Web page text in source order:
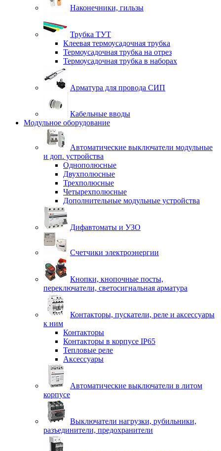
Наконечники, гильзы
Трубка ТУТ
Клеевая термоусадочная трубка
Термоусадочная трубка на отрез
Термоусадочная трубка в наборах
Арматура для провода СИП
Кабельные вводы
Модульное оборудование
Автоматические выключатели модульные
и доп. устройства
Однополюсные
Двухполюсные
Трехполюсные
Четырехполюсные
Дополнительные модульные устройства
Дифавтоматы и УЗО
Счетчики электроэнергии
Кнопки, кнопочные посты,
переключатели, светосигнальная арматура
Контакторы, пускатели, реле и аксессуары
к ним
Контакторы
Контакторы в корпусе IP65
Тепловые реле
Аксессуары
Автоматические выключатели в литом
корпусе
Выключатели нагрузки, рубильники,
разъединители, предохранители